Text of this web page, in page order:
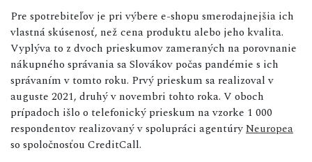
Pre spotrebiteľov je pri výbere e-shopu smerodajnejšia ich
vlastná skúsenosť, než cena produktu alebo jeho kvalita.
Vyplýva to z dvoch prieskumov zameraných na porovnanie
nákupného správania sa Slovákov počas pandémie s ich
správaním v tomto roku. Prvý prieskum sa realizoval v
auguste 2021, druhý v novembri tohto roka. V oboch
prípadoch išlo o telefonický prieskum na vzorke 1 000
respondentov realizovaný v spolupráci agentúryNeuropea
so spoločnosťou CreditCall.